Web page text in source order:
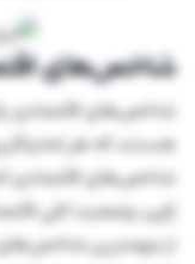
شاخص‌های
شاخص‌های اقتصادی
هستند که هر تحلیلگری
شاخص‌های اقتصادی
ژاپن، وضعیت کلی
از مهمترین